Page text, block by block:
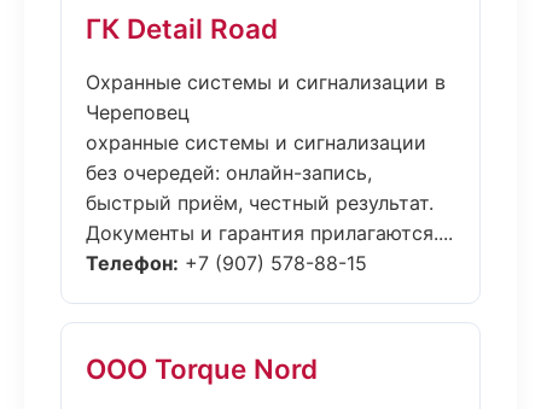
ГК Detail Road
Охранные системы и сигнализации в
Череповец
охранные системы и сигнализации
без очередей: онлайн-запись,
быстрый приём, честный результат.
Документы и гарантия прилагаются....
Телефон: +7 (907) 578-88-15
ООО Torque Nord